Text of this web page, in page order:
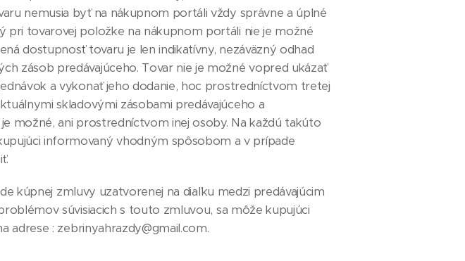
nemusia byť na nákupnom portáli vždy správne a úplné
tovarovej položke na nákupnom portáli nie je možné
dostupnosť tovaru je len indikatívny, nezáväzný odhad
zásob predávajúceho. Tovar nie je možné vopred ukázať
a vykonať jeho dodanie, hoc prostredníctvom tretej
skladovými zásobami predávajúceho a
možné, ani prostredníctvom inej osoby. Na každú takúto
informovaný vhodným spôsobom a v prípade
kúpnej zmluvy uzatvorenej na diaľku medzi predávajúcim
súvisiacich s touto zmluvou, sa môže kupujúci
adrese : zebrinyahrazdy@gmail.com.